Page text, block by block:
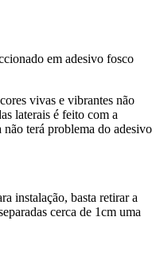
em adesivo fosco
vivas e vibrantes não
laterais é feito com a
terá problema do adesivo
instalação, basta retirar a
cerca de 1cm uma